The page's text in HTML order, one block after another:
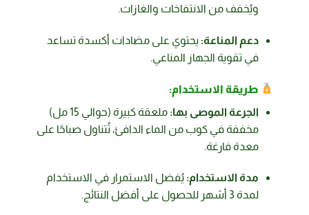
ويُخفف من الانتفاخات والغازات.
دعم المناعة: يحتوي على مضادات أكسدة تساعد
في تقوية الجهاز المناعي.
طريقة الاستخدام:
الجرعة الموصى بها:
ملعقة كبيرة (حوالي 15 مل)
مخففة في كوب من الماء الدافئ، تُتناول صباحًا على
معدة فارغة.
مدة الاستخدام: يُفضل الاستمرار في الاستخدام
لمدة 3 أشهر للحصول على أفضل النتائج.